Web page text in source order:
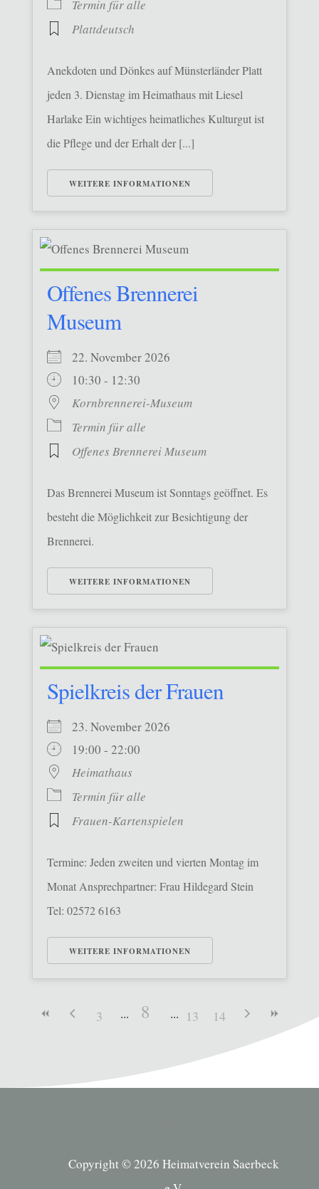
Termin für alle
Plattdeutsch
Anekdoten und Dönkes auf Münsterländer Platt
jeden 3. Dienstag im Heimathaus mit Liesel
Harlake Ein wichtiges heimatliches Kulturgut ist
die Pflege und der Erhalt der [...]
WEITERE INFORMATIONEN
Offenes Brennerei
Museum
22. November 2026
10:30 - 12:30
Kornbrennerei-Museum
Termin für alle
Offenes Brennerei Museum
Das Brennerei Museum ist Sonntags geöffnet. Es
besteht die Möglichkeit zur Besichtigung der
Brennerei.
WEITERE INFORMATIONEN
Spielkreis der Frauen
23. November 2026
19:00 - 22:00
Heimathaus
Termin für alle
Frauen-Kartenspielen
Termine: Jeden zweiten und vierten Montag im
Monat Ansprechpartner: Frau Hildegard Stein
Tel: 02572 6163
WEITERE INFORMATIONEN
3 8 13 14
Copyright © 2026 Heimatverein Saerbeck